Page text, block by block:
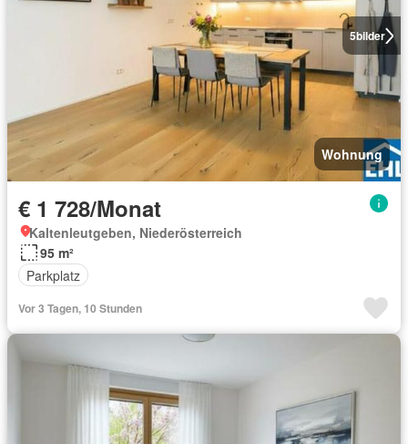
5bilder
Wohnung
€ 1 728/Monat
Kaltenleutgeben, Niederösterreich
95 m²
Parkplatz
Vor 3 Tagen, 10 Stunden